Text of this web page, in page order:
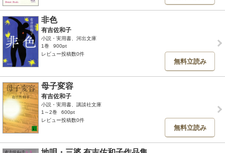
非色
有吉佐和子
小説・実用書、河出文庫
1巻
900pt
レビュー投稿数0件
無料立読み
母子変容
有吉佐和子
小説・実用書、講談社文庫
1～2巻
600pt
レビュー投稿数0件
無料立読み